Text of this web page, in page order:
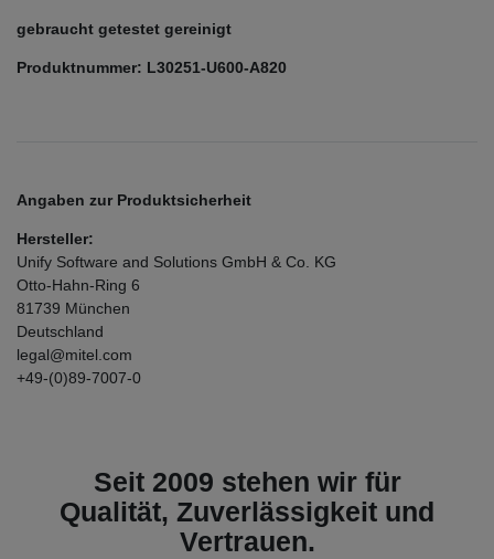
gebraucht getestet gereinigt
Produktnummer: L30251-U600-A820
Angaben zur Produktsicherheit
Hersteller:
Unify Software and Solutions GmbH & Co. KG
Otto-Hahn-Ring 6
81739 München
Deutschland
legal@mitel.com
+49-(0)89-7007-0
Seit 2009 stehen wir für
Qualität, Zuverlässigkeit und
Vertrauen.